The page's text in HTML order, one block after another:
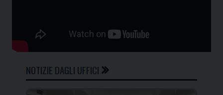
NOTIZIE DAGLI UFFICI